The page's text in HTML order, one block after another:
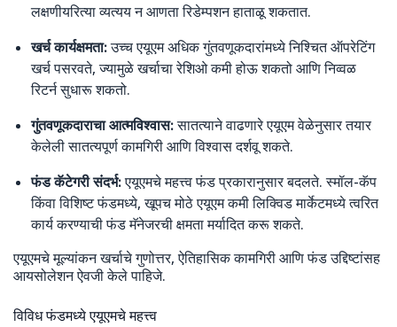
लक्षणीयरित्या व्यत्यय न आणता रिडेम्पशन हाताळू शकतात.
खर्च कार्यक्षमता:उच्च एयूएम अधिक गुंतवणूकदारांमध्ये निश्चित ऑपरेटिंग
खर्च पसरवते, ज्यामुळे खर्चाचा रेशिओ कमी होऊ शकतो आणि निव्वळ
रिटर्न सुधारू शकतो.
गुंतवणूकदाराचा आत्मविश्वास:सातत्याने वाढणारे एयूएम वेळेनुसार तयार
केलेली सातत्यपूर्ण कामगिरी आणि विश्वास दर्शवू शकते.
फंड कॅटेगरी संदर्भ:एयूएमचे महत्त्व फंड प्रकारानुसार बदलते. स्मॉल-कॅप
किंवा विशिष्ट फंडमध्ये, खूपच मोठे एयूएम कमी लिक्विड मार्केटमध्ये त्वरित
कार्य करण्याची फंड मॅनेजरची क्षमता मर्यादित करू शकते.
एयूएमचे मूल्यांकन खर्चाचे गुणोत्तर, ऐतिहासिक कामगिरी आणि फंड उद्दिष्टांसह
आयसोलेशन ऐवजी केले पाहिजे.
विविध फंडमध्ये एयूएमचे महत्त्व